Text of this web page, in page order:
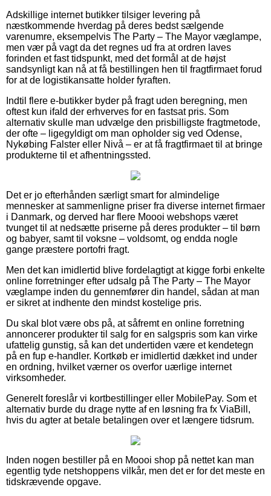
Adskillige internet butikker tilsiger levering på
næstkommende hverdag på deres bedst sælgende
varenumre, eksempelvis The Party – The Mayor væglampe,
men vær på vagt da det regnes ud fra at ordren laves
forinden et fast tidspunkt, med det formål at de højst
sandsynligt kan nå at få bestillingen hen til fragtfirmaet forud
for at de logistikansatte holder fyraften.
Indtil flere e-butikker byder på fragt uden beregning, men
oftest kun ifald der erhverves for en fastsat pris. Som
alternativ skulle man udvælge den prisbilligste fragtmetode,
der ofte – ligegyldigt om man opholder sig ved Odense,
Nykøbing Falster eller Nivå – er at få fragtfirmaet til at bringe
produkterne til et afhentningssted.
Det er jo efterhånden særligt smart for almindelige
mennesker at sammenligne priser fra diverse internet firmaer
i Danmark, og derved har flere Moooi webshops været
tvunget til at nedsætte priserne på deres produkter – til børn
og babyer, samt til voksne – voldsomt, og endda nogle
gange præstere portofri fragt.
Men det kan imidlertid blive fordelagtigt at kigge forbi enkelte
online forretninger efter udsalg på The Party – The Mayor
væglampe inden du gennemfører din handel, sådan at man
er sikret at indhente den mindst kostelige pris.
Du skal blot være obs på, at såfremt en online forretning
annoncerer produkter til salg for en salgspris som kan virke
ufattelig gunstig, så kan det undertiden være et kendetegn
på en fup e-handler. Kortkøb er imidlertid dækket ind under
en ordning, hvilket værner os overfor uærlige internet
virksomheder.
Generelt foreslår vi kortbestillinger eller MobilePay. Som et
alternativ burde du drage nytte af en løsning fra fx ViaBill,
hvis du agter at betale betalingen over et længere tidsrum.
Inden nogen bestiller på en Moooi shop på nettet kan man
egentlig tyde netshoppens vilkår, men det er for det meste en
tidskrævende opgave.